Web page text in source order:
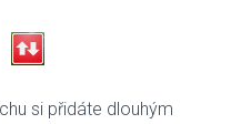
si přidáte dlouhým